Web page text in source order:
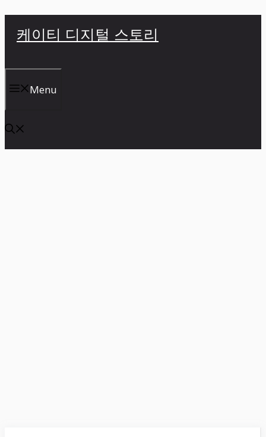
너
뛰
기
케이티 디지털 스토리
Menu